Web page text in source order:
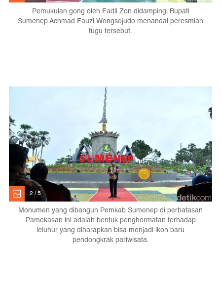
Pemukulan gong oleh Fadli Zon didampingi Bupati
Sumenep Achmad Fauzi Wongsojudo menandai peresmian
tugu tersebut.
2 / 5
Monumen yang dibangun Pemkab Sumenep di perbatasan
Pamekasan ini adalah bentuk penghormatan terhadap
leluhur yang diharapkan bisa menjadi ikon baru
pendongkrak pariwisata.